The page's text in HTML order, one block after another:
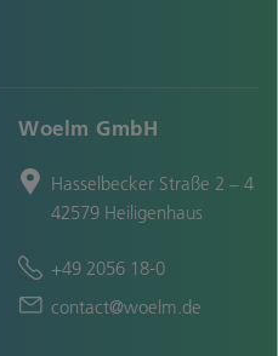
Woelm GmbH
Hasselbecker Straße 2 – 4
42579 Heiligenhaus
+49 2056 18-0
contact@woelm.de